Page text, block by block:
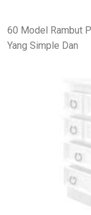
60 Model Rambut
Yang Simple Dan